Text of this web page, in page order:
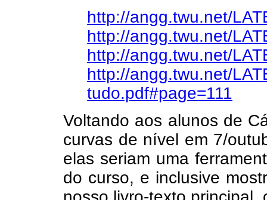
http://angg.twu.net/
http://angg.twu.net/
http://angg.twu.net/
http://angg.twu.net/
tudo.pdf#page=111
Voltando aos alunos de
curvas de nível em 7/
elas seriam uma
do curso, e inclusive